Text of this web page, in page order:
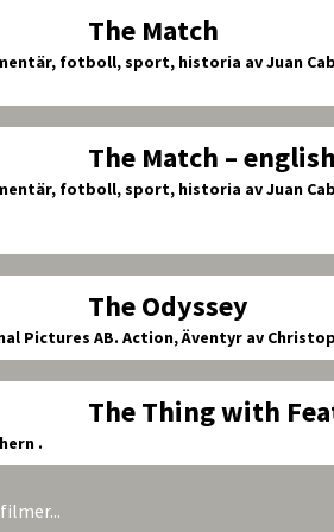
The Match
fotboll, sport, historia av Juan
The Match –
fotboll, sport, historia av Juan
The Odyssey
Pictures AB. Action, Äventyr av
The Thing with
.